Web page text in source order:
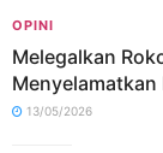
OPINI
Melegalkan
13/05/2026